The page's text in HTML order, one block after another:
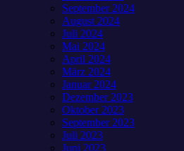
September 2024
August 2024
Juli 2024
Mai 2024
April 2024
März 2024
Januar 2024
Dezember 2023
Oktober 2023
September 2023
Juli 2023
Juni 2023